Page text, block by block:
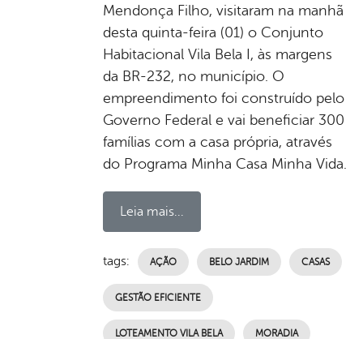
Mendonça Filho, visitaram na manhã
desta quinta-feira (01) o Conjunto
Habitacional Vila Bela I, às margens
da BR-232, no município. O
empreendimento foi construído pelo
Governo Federal e vai beneficiar 300
famílias com a casa própria, através
do Programa Minha Casa Minha Vida.
Leia mais...
tags: AÇÃO BELO JARDIM CASAS
GESTÃO EFICIENTE
LOTEAMENTO VILA BELA MORADIA